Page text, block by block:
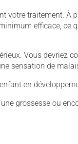
votre traitement.
efficace, ce
Vous devriez
sensation de
en
grossesse ou